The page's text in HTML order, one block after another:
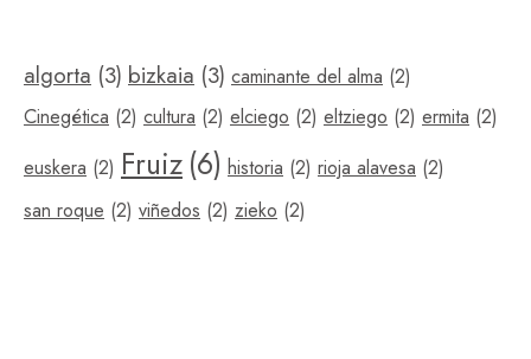
algorta (3) bizkaia (3) caminante del alma (2)
Cinegética (2) cultura (2) elciego (2) eltziego (2) ermita (2)
euskera (2) Fruiz(6) historia (2) rioja alavesa (2)
san roque (2) viñedos (2) zieko (2)